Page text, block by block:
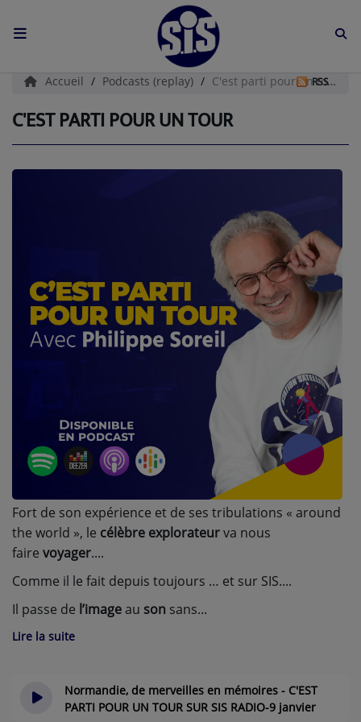
ACCUEIL
L'HISTOIRE DE S.I.S
BOUTIQUE
Contact
CONTACTEZ-NOUS
Accueil Podcasts (replay) C'est parti pour un tour
RSS
C'EST PARTI POUR UN TOUR
Fort de son expérience et de ses tribulations « around
the world », le célèbre explorateurva nous
faire voyager.
Comme il le fait depuis toujours … et sur SIS.
Il passe de l’imageau son sans
Lire la suite
Normandie, de merveilles en mémoires - C'EST
PARTI POUR UN TOUR SUR SIS RADIO-9 janvier